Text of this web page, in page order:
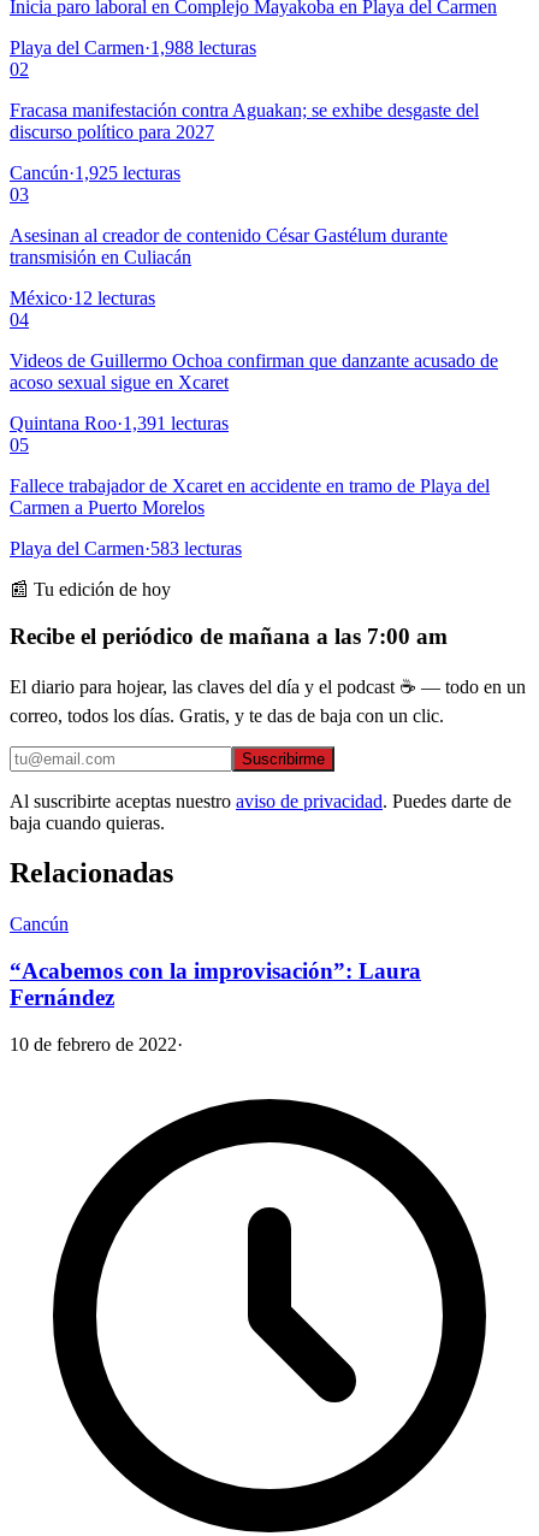
Inicia paro laboral en Complejo Mayakoba en Playa del Carmen
Playa del Carmen·1,988 lecturas
02
Fracasa manifestación contra Aguakan; se exhibe desgaste del
discurso político para 2027
Cancún·1,925 lecturas
03
Asesinan al creador de contenido César Gastélum durante
transmisión en Culiacán
México·12 lecturas
04
Videos de Guillermo Ochoa confirman que danzante acusado de
acoso sexual sigue en Xcaret
Quintana Roo·1,391 lecturas
05
Fallece trabajador de Xcaret en accidente en tramo de Playa del
Carmen a Puerto Morelos
Playa del Carmen·583 lecturas
📰 Tu edición de hoy
Recibe el periódico de mañana a las 7:00 am
El diario para hojear, las claves del día y el podcast ☕ — todo en un
correo, todos los días. Gratis, y te das de baja con un clic.
Suscribirme
Al suscribirte aceptas nuestro aviso de privacidad. Puedes darte de
baja cuando quieras.
Relacionadas
Cancún
“Acabemos con la improvisación”: Laura
Fernández
10 de febrero de 2022·